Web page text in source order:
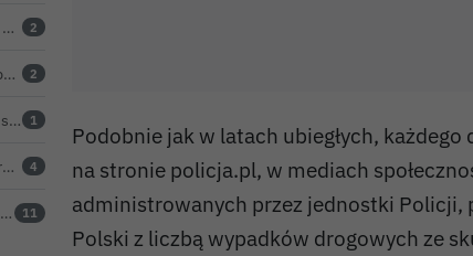
Tour de Pologne przejechał przez powiat bolesławiecki. Zobacz wideo z Zebrzydowej 2
Jechał skradzionym BMW z Niemiec. To był dopiero początek problemów 33-latka 2
Burza powaliła kilkanaście drzew. Jedno spadło na jadący samochód 1
Wczoraj padało, dziś może być jeszcze groźniej. Jest nowy alert IMGW 4
15-latek na crossie uciekał przed kontrolą. Potrącił strażnika leśnego, rozbił się o samochód 11
Podobnie jak w latach ubiegłych,
na stronie policja.pl, w mediach
administrowanych przez jednostki Policji,
Polski z liczbą wypadków drogowych ze